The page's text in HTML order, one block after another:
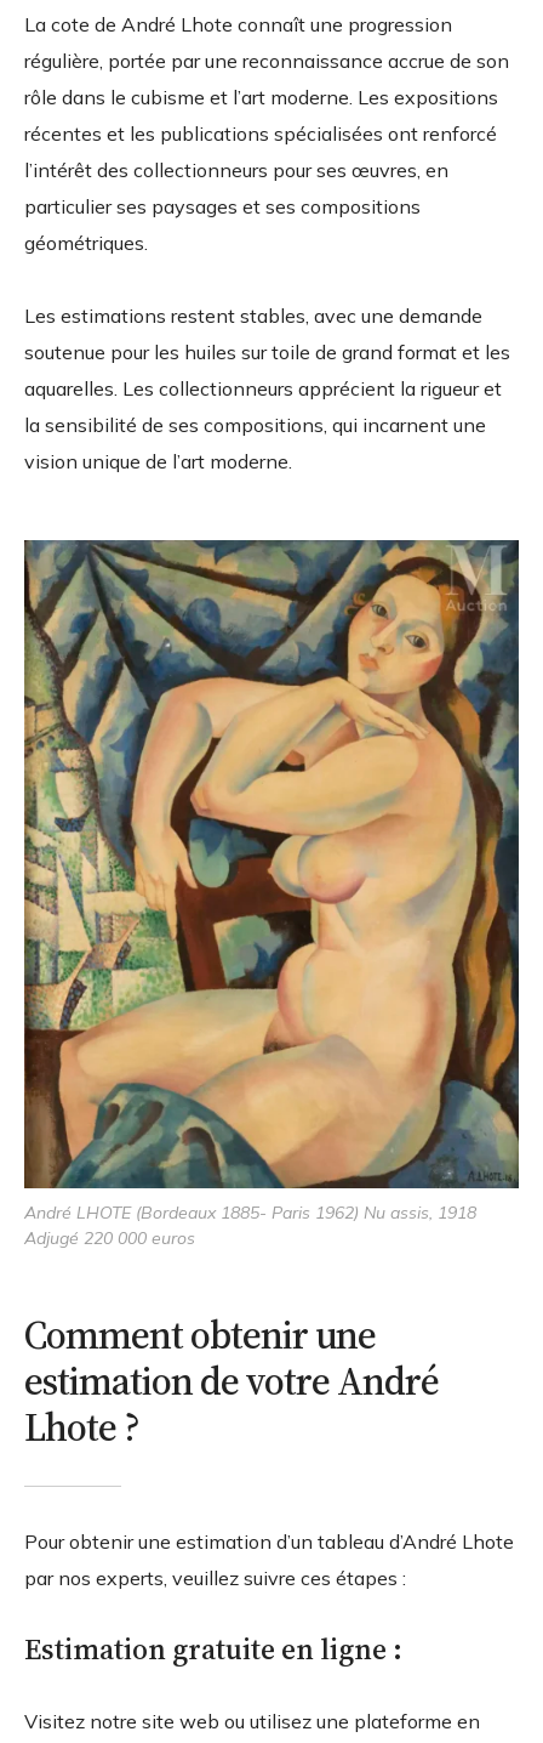
La cote de André Lhote connaît une progression
régulière, portée par une reconnaissance accrue de son
rôle dans le cubisme et l’art moderne. Les expositions
récentes et les publications spécialisées ont renforcé
l’intérêt des collectionneurs pour ses œuvres, en
particulier ses paysages et ses compositions
géométriques.
Les estimations restent stables, avec une demande
soutenue pour les huiles sur toile de grand format et les
aquarelles. Les collectionneurs apprécient la rigueur et
la sensibilité de ses compositions, qui incarnent une
vision unique de l’art moderne.
André LHOTE (Bordeaux 1885- Paris 1962) Nu assis, 1918
Adjugé 220 000 euros
Comment obtenir une
estimation de votre André
Lhote ?
Pour obtenir une estimation d’un tableau d’André Lhote
par nos experts, veuillez suivre ces étapes :
Estimation gratuite en ligne :
Visitez notre site web ou utilisez une plateforme en